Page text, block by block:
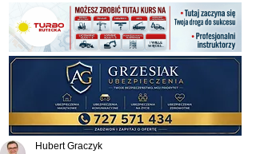
Hubert Graczyk